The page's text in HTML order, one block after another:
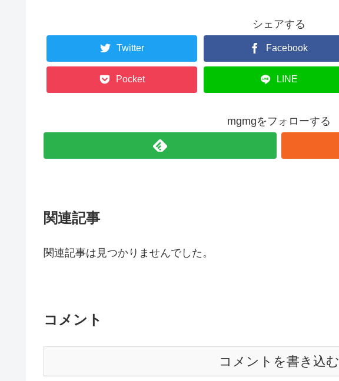
シェアする
Twitter Facebook
Pocket LINE
mgmgをフォローする
関連記事
関連記事は見つかりませんでした。
コメント
コメントを書き込む